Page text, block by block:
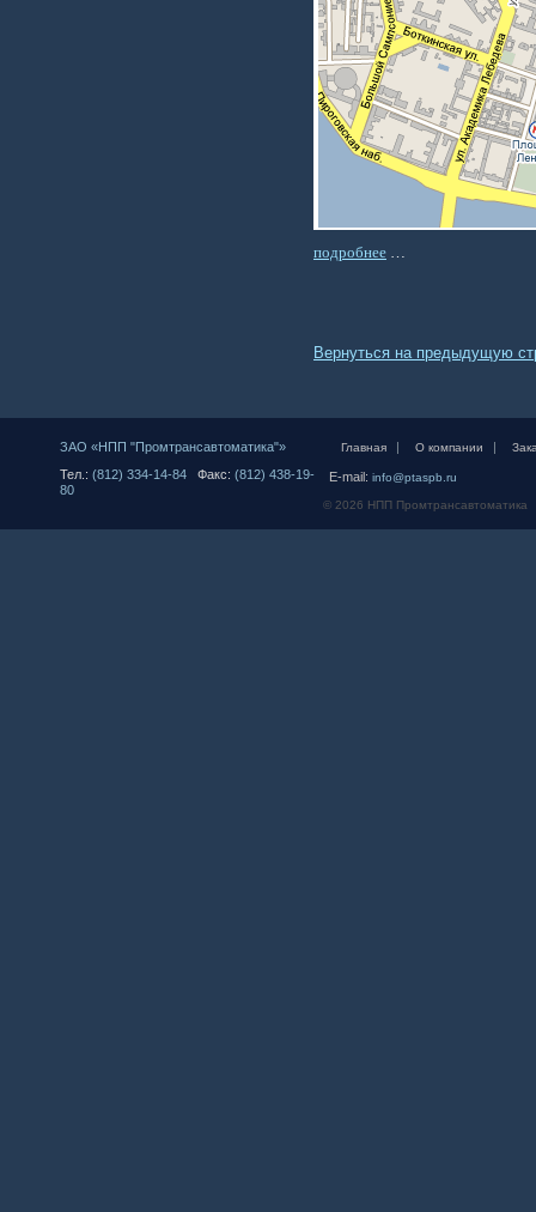
подробнее …
Вернуться на предыдущую
ЗАО «НПП "Промтрансавтоматика"»
Тел.: (812) 334-14-84 Факс: (812) 438-19-
80
Главная | О компании |
E-mail: info@ptaspb.ru
© 2026 НПП Промтрансавтоматика